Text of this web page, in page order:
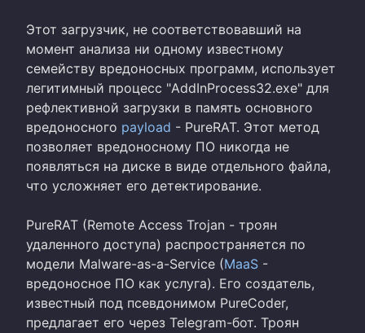
Этот загрузчик, не соответствовавший на
момент анализа ни одному известному
семейству вредоносных программ, использует
легитимный процесс "AddInProcess32.exe" для
рефлективной загрузки в память основного
вредоносного payload - PureRAT. Этот метод
позволяет вредоносному ПО никогда не
появляться на диске в виде отдельного файла,
что усложняет его детектирование.
PureRAT (Remote Access Trojan - троян
удаленного доступа) распространяется по
модели Malware-as-a-Service (MaaS -
вредоносное ПО как услуга). Его создатель,
известный под псевдонимом PureCoder,
предлагает его через Telegram-бот. Троян